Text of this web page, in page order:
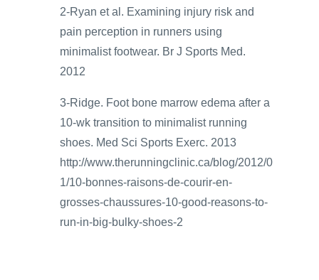
2-Ryan et al. Examining injury risk and
pain perception in runners using
minimalist footwear. Br J Sports Med.
2012
3-Ridge. Foot bone marrow edema after a
10-wk transition to minimalist running
shoes. Med Sci Sports Exerc. 2013
http://www.therunningclinic.ca/blog/2012/0
1/10-bonnes-raisons-de-courir-en-
grosses-chaussures-10-good-reasons-to-
run-in-big-bulky-shoes-2